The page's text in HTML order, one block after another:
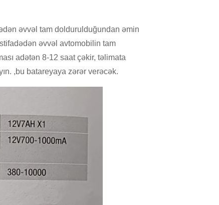
əvvəl tam doldurulduğundan əmin
əvvəl avtomobilin tam
adətən 8-12 saat çəkir, təlimata
,bu batareyaya zərər verəcək.